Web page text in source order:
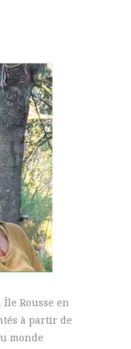
Rousse en
à partir de
monde